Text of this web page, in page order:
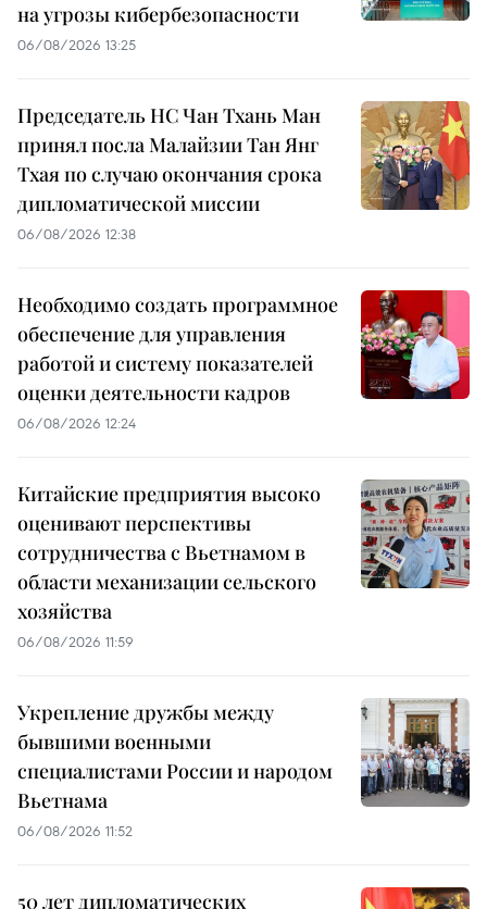
на угрозы кибербезопасности
06/08/2026 13:25
Председатель НС Чан Тхань Ман
принял посла Малайзии Тан Янг
Тхая по случаю окончания срока
дипломатической миссии
06/08/2026 12:38
Необходимо создать программное
обеспечение для управления
работой и систему показателей
оценки деятельности кадров
06/08/2026 12:24
Китайские предприятия высоко
оценивают перспективы
сотрудничества с Вьетнамом в
области механизации сельского
хозяйства
06/08/2026 11:59
Укрепление дружбы между
бывшими военными
специалистами России и народом
Вьетнама
06/08/2026 11:52
50 лет дипломатических